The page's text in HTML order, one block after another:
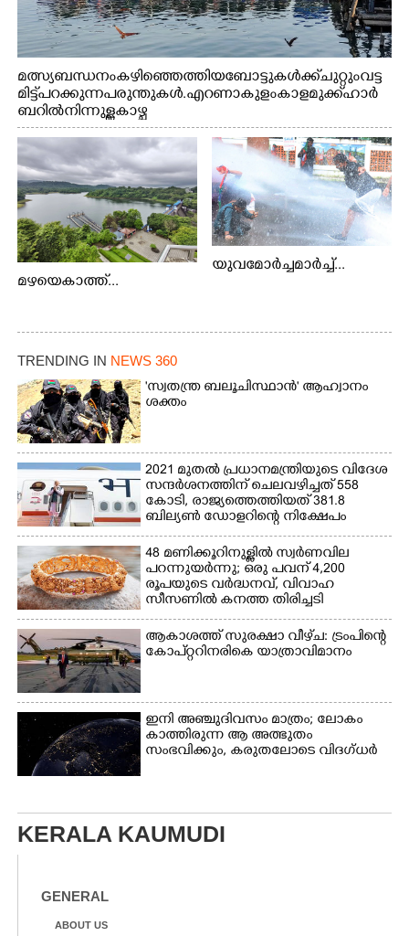
മത്സ്യബന്ധനം കഴിഞ്ഞെത്തിയ ബോട്ടുകൾക്ക് ചുറ്റും വട്ട
മിട്ട് പറക്കുന്ന പരുന്തുകൾ. എറണാകുളം കാളമുക്ക് ഹാർ
ബറിൽ നിന്നുള്ള കാഴ്ച
മഴയെകാത്ത്...
യുവമോർച്ചമാർച്ച്...
TRENDING IN NEWS 360
'സ്വതന്ത്ര ബലൂചിസ്ഥാൻ' ആഹ്വാനം
ശക്തം
2021 മുതൽ പ്രധാനമന്ത്രിയുടെ വിദേശ
സന്ദർശനത്തിന് ചെലവഴിച്ചത് 558
കോടി, രാജ്യത്തെത്തിയത് 381.8
ബില്യൺ ഡോളറിന്റെ നിക്ഷേപം
48 മണിക്കൂറിനുള്ളിൽ സ്വർണവില
പറന്നുയർന്നു; ഒരു പവന് 4,200
രൂപയുടെ വർദ്ധനവ്, വിവാഹ
സീസണിൽ കനത്ത തിരിച്ചടി
ആകാശത്ത് സുരക്ഷാ വീഴ്‌ച: ട്രംപിന്റെ
കോ‌പ്‌റ്ററിനരികെ യാത്രാവിമാനം
ഇനി അഞ്ചുദിവസം മാത്രം; ലോകം
കാത്തിരുന്ന ആ അത്ഭുതം
സംഭവിക്കും, കരുതലോടെ വിദഗ്ധർ
KERALA KAUMUDI
GENERAL
ABOUT US